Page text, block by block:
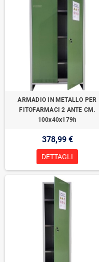
ARMADIO IN METALLO PER
FITOFARMACI 2 ANTE CM.
100x40x179h
378,99 €
DETTAGLI